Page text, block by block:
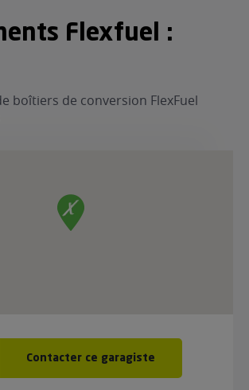
Flexfuel :
boîtiers de conversion FlexFuel
Contacter ce garagiste